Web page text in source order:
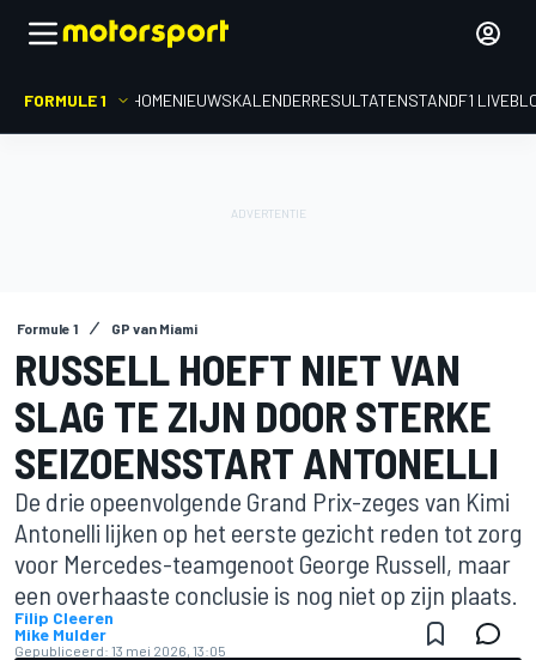
FORMULE 1 HOMENIEUWSKALENDERRESULTATENSTANDF1
Formule 1 GP van Miami
RUSSELL HOEFT NIET VAN
SLAG TE ZIJN DOOR STERKE
SEIZOENSSTART ANTONELLI
De drie opeenvolgende Grand Prix-zeges van Kimi
Antonelli lijken op het eerste gezicht reden tot zorg
voor Mercedes-teamgenoot George Russell, maar
een overhaaste conclusie is nog niet op zijn plaats.
Filip Cleeren
Mike Mulder
Gepubliceerd: 13 mei 2026, 13:05